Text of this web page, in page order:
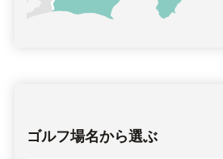
ゴルフ場名から選ぶ